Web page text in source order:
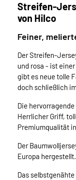
Streifen-
von Hilco
Feiner,
Der Streifen-
und rosa - ist
gibt es neue tolle
doch schließlich
Die
Herrlicher Griff,
Premiumqualität
Der
Europa hergestellt.
Das